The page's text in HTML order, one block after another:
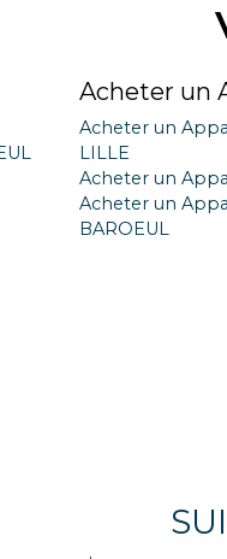
Acheter un
Acheter un
LILLE
Acheter un
Acheter un
BAROEUL